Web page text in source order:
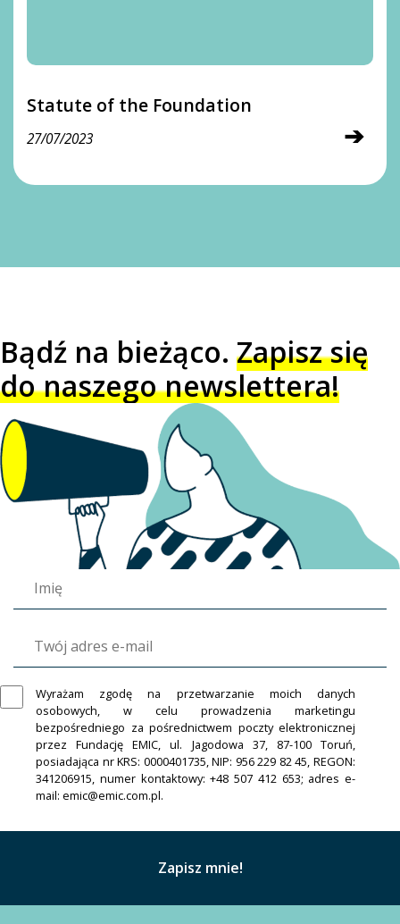
Statute of the Foundation
➔
27/07/2023
Bądź na bieżąco. Zapisz się
do naszego newslettera!
Wyrażam zgodę na przetwarzanie moich danych
osobowych, w celu prowadzenia marketingu
bezpośredniego za pośrednictwem poczty elektronicznej
przez Fundację EMIC, ul. Jagodowa 37, 87-100 Toruń,
posiadająca nr KRS: 0000401735, NIP: 956 229 82 45, REGON:
341206915, numer kontaktowy: +48 507 412 653; adres e-
mail: emic@emic.com.pl.